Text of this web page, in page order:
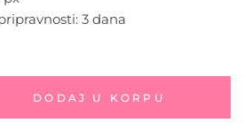
3 dana
DODAJ U KORPU